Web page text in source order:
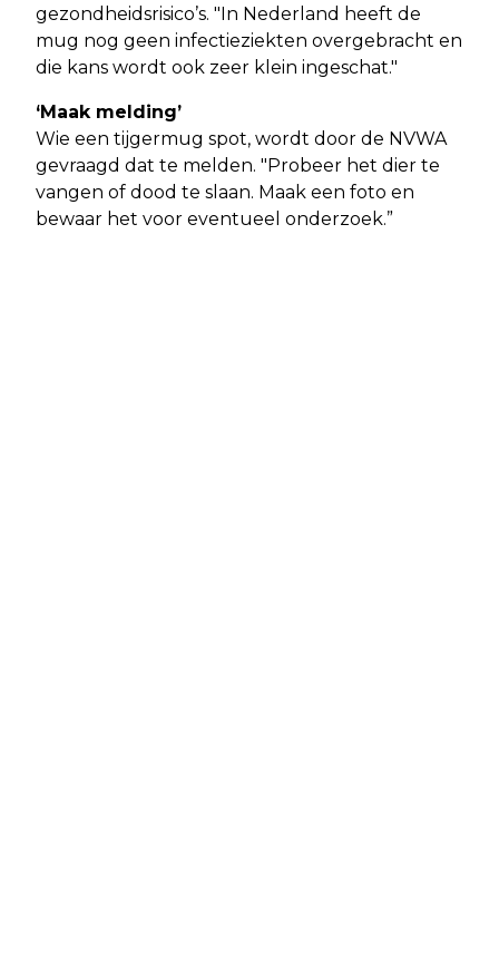
gezondheidsrisico’s. "In Nederland heeft de
mug nog geen infectieziekten overgebracht en
die kans wordt ook zeer klein ingeschat."
‘Maak melding’
Wie een tijgermug spot, wordt door de NVWA
gevraagd dat te melden. "Probeer het dier te
vangen of dood te slaan. Maak een foto en
bewaar het voor eventueel onderzoek.”